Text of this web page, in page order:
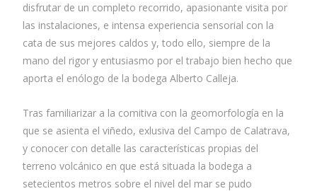
disfrutar de un completo recorrido, apasionante visita por
las instalaciones, e intensa experiencia sensorial con la
cata de sus mejores caldos y, todo ello, siempre de la
mano del rigor y entusiasmo por el trabajo bien hecho que
aporta el enólogo de la bodega Alberto Calleja.
Tras familiarizar a la comitiva con la geomorfología en la
que se asienta el viñedo, exlusiva del Campo de Calatrava,
y conocer con detalle las características propias del
terreno volcánico en que está situada la bodega a
setecientos metros sobre el nivel del mar se pudo